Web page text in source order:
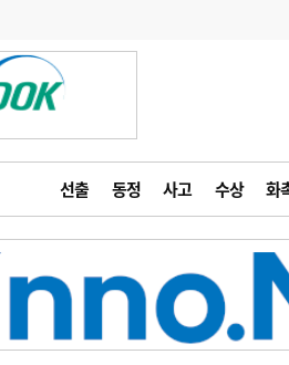
선출 동정 사고 수상 화
금주의 검색어
1
의사인력 수급 추계
3
AI의료
4
전공의 모집 결과
인사
피플
포토뉴스
지역병원 중소병원
하반기 인턴 모집
증의학과 임기제 임상의사 채용